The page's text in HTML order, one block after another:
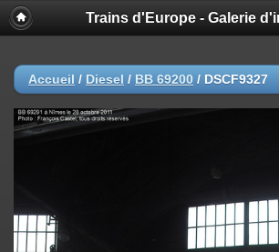
Trains d'Europe - Galerie
Accueil / Diesel / BB 69200 / DSCF9327